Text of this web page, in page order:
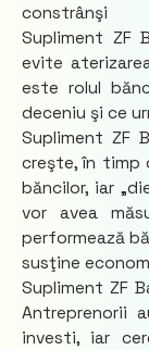
constrânşi
Supliment ZF
evite
este rolul
deceniu şi ce
Supliment ZF
creşte, în timp
băncilor, iar
vor avea
performează
susţine
Supliment ZF
Antreprenorii
investi, iar